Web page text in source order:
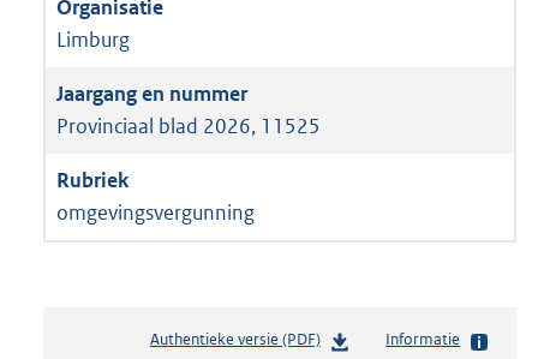
Limburg
Provinciaal blad 2026, 11525
omgevingsvergunning
Authentieke versie (PDF)b
Informatie